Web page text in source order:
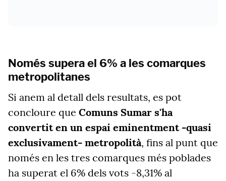
Només supera el 6% a les comarques
metropolitanes
Si anem al detall dels resultats, es pot
concloure que Comuns Sumar s'ha
convertit en un espai eminentment -quasi
exclusivament- metropolità, fins al punt que
només en les tres comarques més poblades
ha superat el 6% dels vots -8,31% al